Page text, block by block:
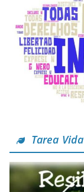
Tarea Vida